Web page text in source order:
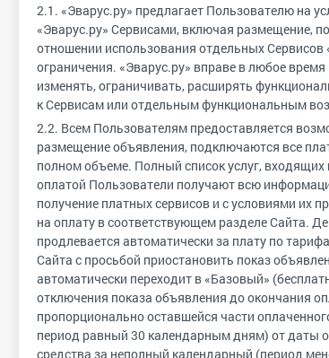
2.1. «Эварус.ру» предлагает Пользователю на
«Эварус.ру» Сервисами, включая размещение,
отношении использования отдельных
ограничения. «Эварус.ру» вправе в любое
изменять, ограничивать, расширять
к Сервисам или отдельным функциональным
2.2. Всем Пользователям предоставляется
размещение объявления, подключаются все
полном объеме. Полный список услуг,
оплатой Пользователи получают всю
получение платных сервисов и с условиями их
на оплату в соответствующем разделе Сайта.
продлевается автоматически за плату по
Сайта с просьбой приостановить показ
автоматически переходит в «Базовый»
отключения показа объявления до окончания
пропорционально оставшейся части
период равный 30 календарным дням) от даты
средства за неполный календарный (период